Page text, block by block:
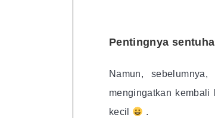
Pentingnya
Namun,
mengingatkan kembali
kecil
.